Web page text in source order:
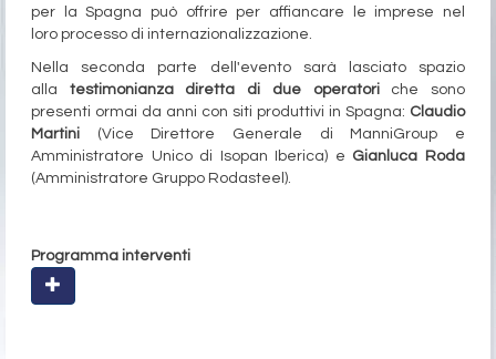
per la Spagna può offrire per affiancare le imprese nel
loro processo di internazionalizzazione.
Nella seconda parte dell'evento sarà lasciato spazio
alla testimonianza diretta di due operatoriche sono
presenti ormai da anni con siti produttivi in Spagna: Claudio
Martini (Vice Direttore Generale di ManniGroup e
Amministratore Unico di Isopan Iberica) e Gianluca Roda
(Amministratore Gruppo Rodasteel).
Programma interventi